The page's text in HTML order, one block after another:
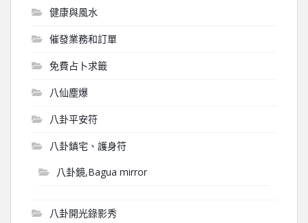
健康與風水
催發業務和訂單
免費占卜求籤
八仙塵爆
八卦平安符
八卦鎮宅、護身符
八卦鏡,Bagua mirror
八卦開光錄影秀